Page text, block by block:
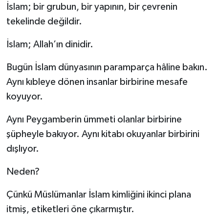
İslam; bir grubun, bir yapının, bir çevrenin
tekelinde değildir.
İslam; Allah’ın dinidir.
Bugün İslam dünyasının paramparça hâline bakın.
Aynı kıbleye dönen insanlar birbirine mesafe
koyuyor.
Aynı Peygamberin ümmeti olanlar birbirine
şüpheyle bakıyor. Aynı kitabı okuyanlar birbirini
dışlıyor.
Neden?
Çünkü Müslümanlar İslam kimliğini ikinci plana
itmiş, etiketleri öne çıkarmıştır.